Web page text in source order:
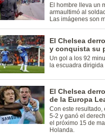
El hombre lleva un
armaultimó al
Las imágenes son
El Chelsea
y conquista su
Un gol a los 92
la escuadra
El Chelsea
de la Europa
Con este
5-2 y ganó el
el próximo 15 de
Holanda.